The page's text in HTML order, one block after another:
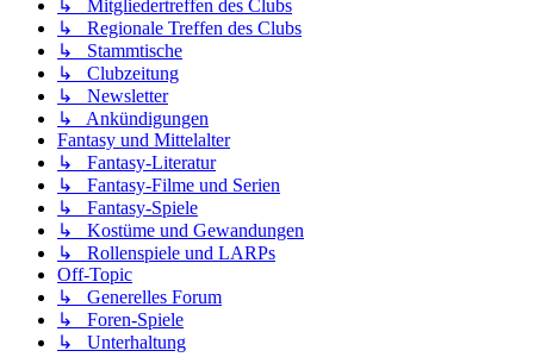
↳ Mitgliedertreffen des Clubs
↳ Regionale Treffen des Clubs
↳ Stammtische
↳ Clubzeitung
↳ Newsletter
↳ Ankündigungen
Fantasy und Mittelalter
↳ Fantasy-Literatur
↳ Fantasy-Filme und Serien
↳ Fantasy-Spiele
↳ Kostüme und Gewandungen
↳ Rollenspiele und LARPs
Off-Topic
↳ Generelles Forum
↳ Foren-Spiele
↳ Unterhaltung